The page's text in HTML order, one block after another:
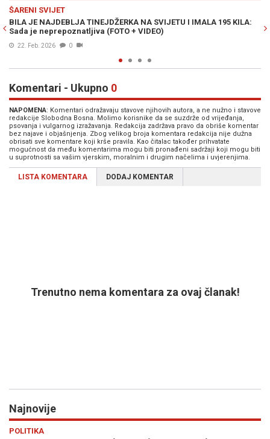
I IMALA 195 KILA:
NEOČEKIVANI REZULTATI NOVOG
muškarcima utrostručuje rizik od
Previous
Komentari - Ukupno 0
NAPOMENA: Komentari odražavaju stavove njihovih autora, a ne nužno i stavove
redakcije Slobodna Bosna. Molimo korisnike da se suzdrže od vrijeđanja,
psovanja i vulgarnog izražavanja. Redakcija zadržava pravo da obriše komentar
bez najave i objašnjenja. Zbog velikog broja komentara redakcija nije dužna
obrisati sve komentare koji krše pravila. Kao čitalac također prihvatate
mogućnost da među komentarima mogu biti pronađeni sadržaji koji mogu biti
u suprotnosti sa vašim vjerskim, moralnim i drugim načelima i uvjerenjima.
LISTA KOMENTARA DODAJ KOMENTAR
Trenutno nema komentara za ovaj članak!
Najnovije